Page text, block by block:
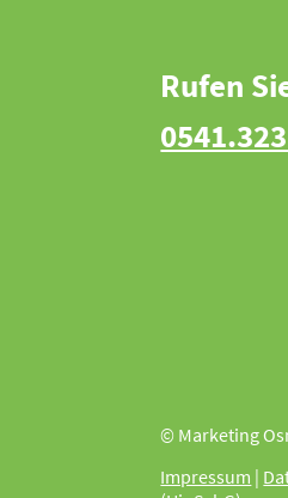
Rufen
© Marketing
Impressum |